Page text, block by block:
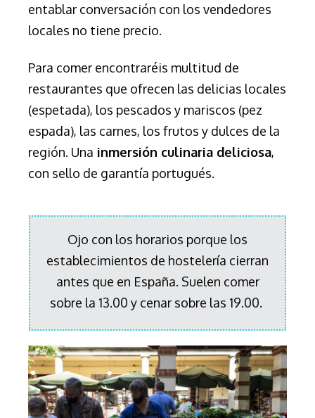
entablar conversación con los vendedores
locales no tiene precio.
Para comer encontraréis multitud de
restaurantes que ofrecen las delicias locales
(espetada), los pescados y mariscos (pez
espada), las carnes, los frutos y dulces de la
región. Una inmersión culinaria deliciosa,
con sello de garantía portugués.
Ojo con los horarios porque los
establecimientos de hostelería cierran
antes que en España. Suelen comer
sobre la 13.00 y cenar sobre las 19.00.